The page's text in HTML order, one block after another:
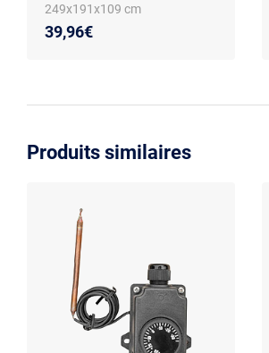
249x191x109 cm
39,96€
Produits similaires